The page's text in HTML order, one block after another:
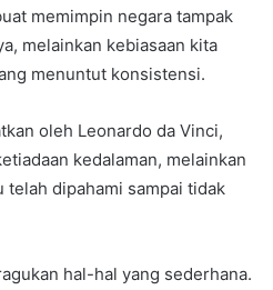
memimpin negara tampak
melainkan kebiasaan kita
menuntut konsistensi.
oleh Leonardo da Vinci,
kedalaman, melainkan
telah dipahami sampai tidak
hal-hal yang sederhana.